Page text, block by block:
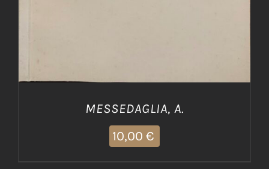
MESSEDAGLIA, A.
10,00 €